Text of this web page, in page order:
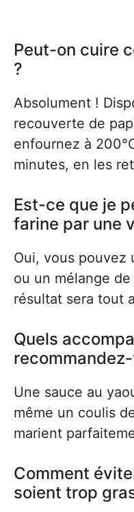
Peut-on cuire
?
Absolument !
recouverte de
enfournez à
minutes, en les
Est-ce que je
farine par une
Oui, vous pouvez
ou un mélange
résultat sera tout
Quels
Une sauce au
même un coulis
marient
Comment
soient trop